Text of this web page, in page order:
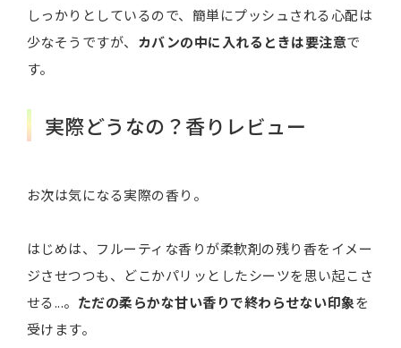
しっかりとしているので、簡単にプッシュされる心配は
少なそうですが、 カバンの中に入れるときは要注意で
す。
実際どうなの？香りレビュー
お次は気になる実際の香り。
はじめは、フルーティな香りが柔軟剤の残り香をイメー
ジさせつつも、どこかパリッとしたシーツを思い起こさ
せる...。 ただの柔らかな甘い香りで終わらせない印象を
受けます。